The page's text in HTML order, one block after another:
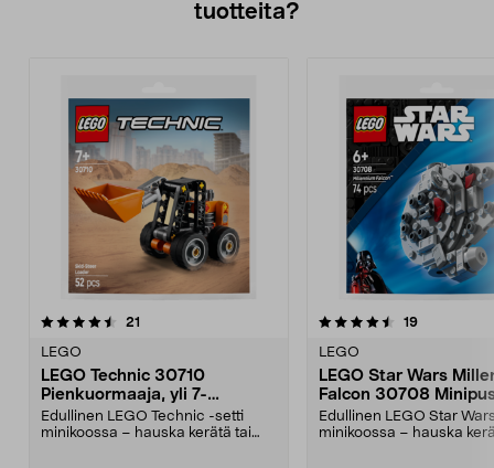
tuotteita?
21
LEGO
LEGO Technic 30710
Pienkuormaaja, yli 7-
vuotiaille
Edullinen LEGO Technic -setti
minikoossa – hauska kerätä tai
4.5viidestä
19arvostelut
LEGO
LEGO Star Wars
Falcon 30708
Edullinen LEGO Star
minikoossa – hauska
4.5viidestä